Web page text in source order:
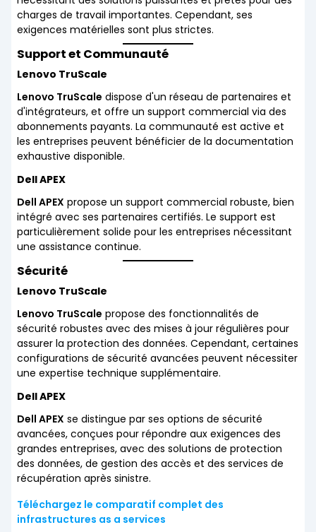
charges de travail importantes. Cependant, ses
exigences matérielles sont plus strictes.
Support et Communauté
Lenovo TruScale
Lenovo TruScale dispose d'un réseau de partenaires et
d'intégrateurs, et offre un support commercial via des
abonnements payants. La communauté est active et
les entreprises peuvent bénéficier de la documentation
exhaustive disponible.
Dell APEX
Dell APEX propose un support commercial robuste, bien
intégré avec ses partenaires certifiés. Le support est
particulièrement solide pour les entreprises nécessitant
une assistance continue.
Sécurité
Lenovo TruScale
Lenovo TruScale propose des fonctionnalités de
sécurité robustes avec des mises à jour régulières pour
assurer la protection des données. Cependant, certaines
configurations de sécurité avancées peuvent nécessiter
une expertise technique supplémentaire.
Dell APEX
Dell APEX se distingue par ses options de sécurité
avancées, conçues pour répondre aux exigences des
grandes entreprises, avec des solutions de protection
des données, de gestion des accès et des services de
récupération après sinistre.
Téléchargez le comparatif complet des
infrastructures as a services